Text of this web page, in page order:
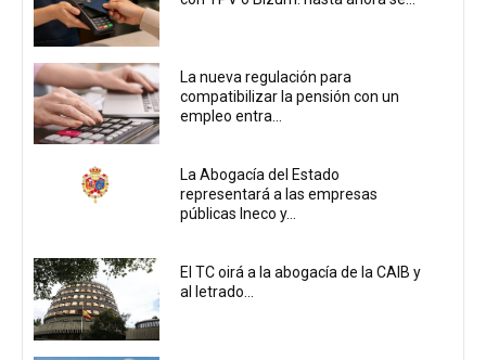
La nueva regulación para
compatibilizar la pensión con un
empleo entra...
La Abogacía del Estado
representará a las empresas
públicas Ineco y...
El TC oirá a la abogacía de la CAIB y
al letrado...